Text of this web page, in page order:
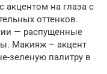
акцентом на глаза с
оттенков.
— распущенные
Макияж – акцент
зеленую палитру в